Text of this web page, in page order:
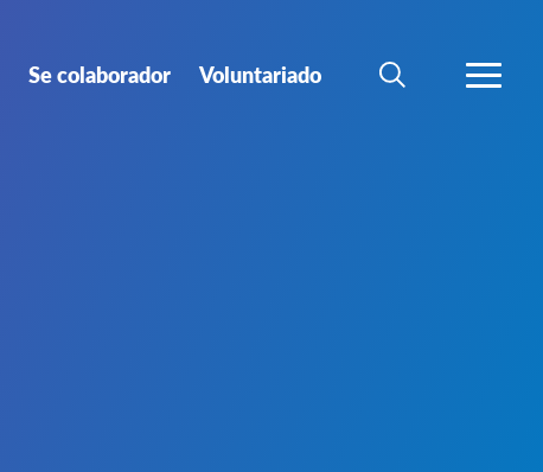
Se colaborador Voluntariado
BÚSQUEDA
MÁS